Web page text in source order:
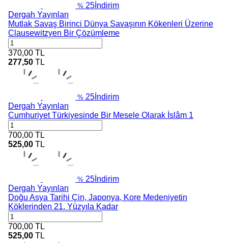
% 25 İndirim
Dergah Yayınları
Mutlak Savaş Birinci Dünya Savaşının Kökenleri Üzerine
Clausewitzyen Bir Çözümleme
370,00 TL
277,50 TL
% 25 İndirim
Dergah Yayınları
Cumhuriyet Türkiyesinde Bir Mesele Olarak İslâm 1
700,00 TL
525,00 TL
% 25 İndirim
Dergah Yayınları
Doğu Asya Tarihi Çin, Japonya, Kore Medeniyetin
Köklerinden 21. Yüzyıla Kadar
700,00 TL
525,00 TL